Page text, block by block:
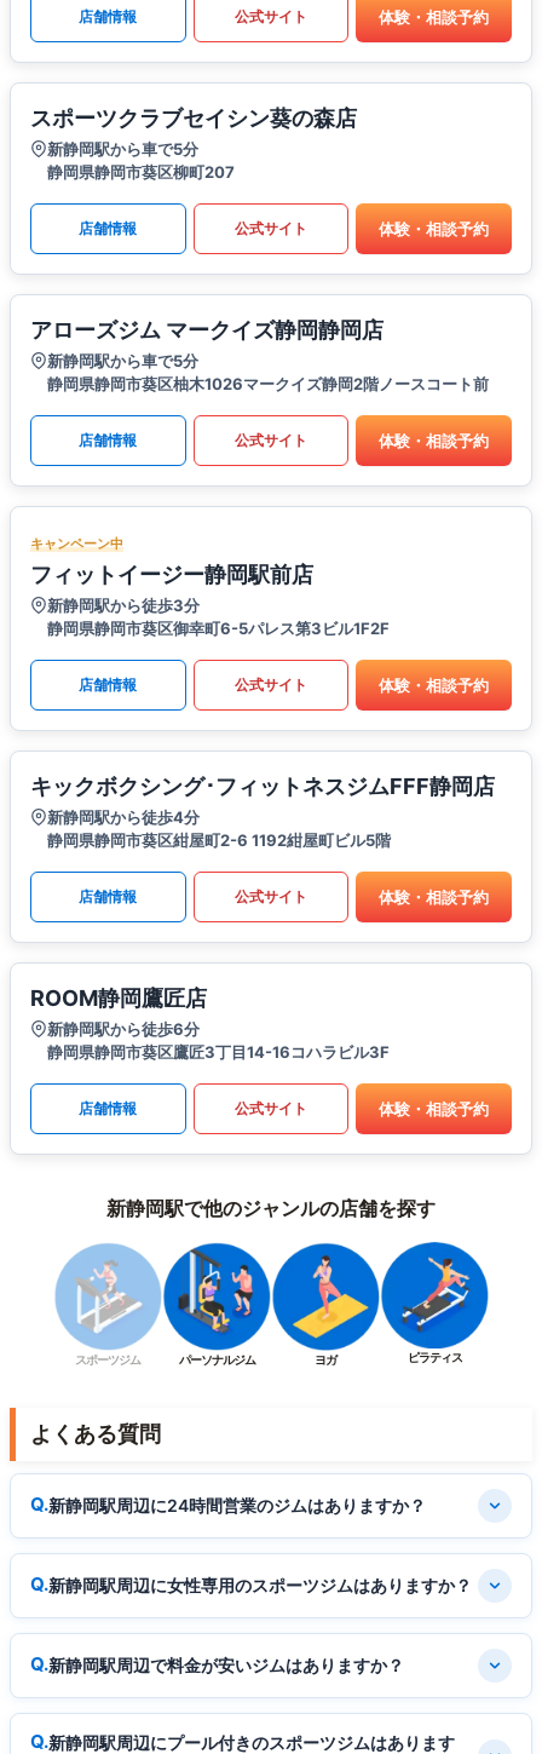
店舗情報 公式サイト 体験・相談予約
スポーツクラブセイシン葵の森店
新静岡駅から車で5分
静岡県静岡市葵区柳町207
店舗情報 公式サイト 体験・相談予約
アローズジム マークイズ静岡静岡店
新静岡駅から車で5分
静岡県静岡市葵区柚木1026マークイズ静岡2階ノースコート前
店舗情報 公式サイト 体験・相談予約
キャンペーン中
フィットイージー静岡駅前店
新静岡駅から徒歩3分
静岡県静岡市葵区御幸町6-5パレス第3ビル1F2F
店舗情報 公式サイト 体験・相談予約
キックボクシング･フィットネスジムFFF静岡店
新静岡駅から徒歩4分
静岡県静岡市葵区紺屋町2-6 1192紺屋町ビル5階
店舗情報 公式サイト 体験・相談予約
ROOM静岡鷹匠店
新静岡駅から徒歩6分
静岡県静岡市葵区鷹匠3丁目14-16コハラビル3F
店舗情報 公式サイト 体験・相談予約
新静岡駅で他のジャンルの店舗を探す
スポーツジム パーソナルジム ヨガ ピラティス
よくある質問
新静岡駅周辺に24時間営業のジムはありますか？
新静岡駅周辺に女性専用のスポーツジムはありますか？
新静岡駅周辺で料金が安いジムはありますか？
新静岡駅周辺にプール付きのスポーツジムはあります